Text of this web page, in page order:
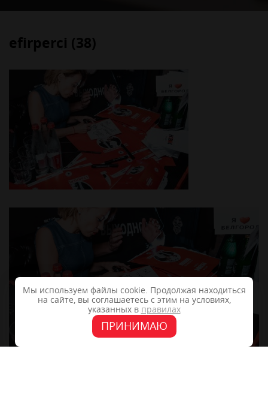
efirperci (38)
Мы используем файлы cookie. Продолжая находиться
на сайте, вы соглашаетесь с этим на условиях,
указанных в правилах
ПРИНИМАЮ